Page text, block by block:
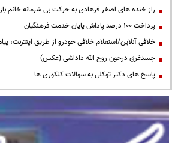
راز خنده های اصغر فرهادی به حرکت بی شرمانه خانم
پرداخت ۱۰۰ درصد پاداش پایان خدمت فرهنگیان
خلافی آنلاین/استعلام خلافی خودرو از طریق اینترنت،
جسدغرق درخون روح الله داداشی (عکس)
پاسخ های دکتر توکلی به سوالات کنکوری ها